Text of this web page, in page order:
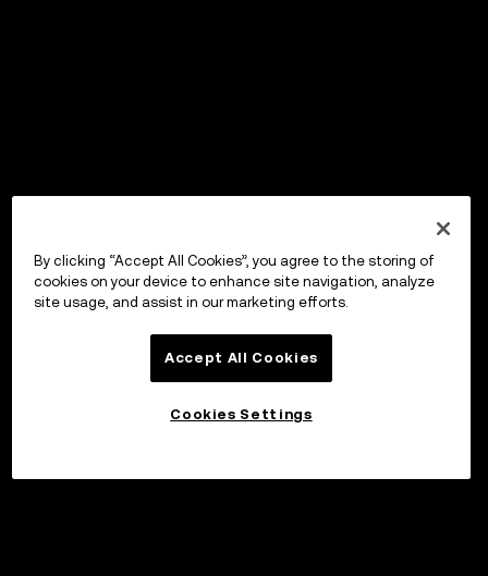
By clicking “Accept All Cookies”, you agree to the storing of
cookies on your device to enhance site navigation, analyze
site usage, and assist in our marketing efforts.
Accept All Cookies
Cookies Settings